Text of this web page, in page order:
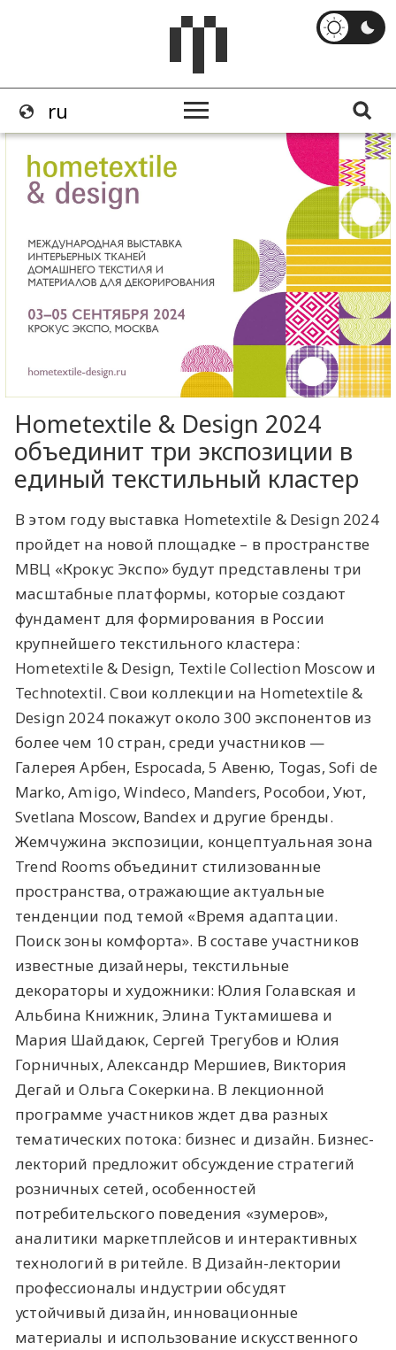
​Hometextile & Design 2024
объединит три экспозиции в
единый текстильный кластер
В этом году выставка Hometextile & Design 2024
пройдет на новой площадке – в пространстве
МВЦ «Крокус Экспо» будут представлены три
масштабные платформы, которые создают
фундамент для формирования в России
крупнейшего текстильного кластера:
Hometextile & Design, Textile Collection Moscow и
Technotextil. Свои коллекции на Hometextile &
Design 2024 покажут около 300 экспонентов из
более чем 10 стран, среди участников —
Галерея Арбен, Espocada, 5 Авеню, Togas, Sofi de
Marko, Amigo, Windeco, Manders, Рособои, Уют,
Svetlana Moscow, Bandex и другие бренды.
Жемчужина экспозиции, концептуальная зона
Trend Rooms объединит стилизованные
пространства, отражающие актуальные
тенденции под темой «Время адаптации.
Поиск зоны комфорта». В составе участников
известные дизайнеры, текстильные
декораторы и художники: Юлия Голавская и
Альбина Книжник, Элина Туктамишева и
Мария Шайдаюк, Сергей Трегубов и Юлия
Горничных, Александр Мершиев, Виктория
Дегай и Ольга Сокеркина. В лекционной
программе участников ждет два разных
тематических потока: бизнес и дизайн. Бизнес-
лекторий предложит обсуждение стратегий
розничных сетей, особенностей
потребительского поведения «зумеров»,
аналитики маркетплейсов и интерактивных
технологий в ритейле. В Дизайн-лектории
профессионалы индустрии обсудят
устойчивый дизайн, инновационные
материалы и использование искусственного